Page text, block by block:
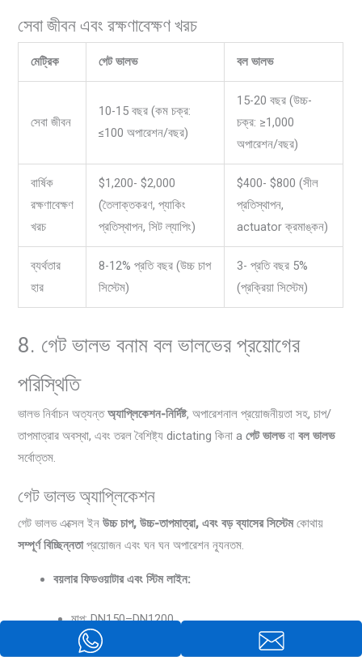
সেবা জীবন এবং রক্ষণাবেক্ষণ খরচ
মেট্রিক গেট ভালভ বল ভালভ
সেবা জীবন
10-15 বছর (কম চক্র:
≤100 অপারেশন/বছর)
15-20 বছর (উচ্চ-
চক্র: ≥1,000
অপারেশন/বছর)
বার্ষিক
রক্ষণাবেক্ষণ
খরচ
$1,200- $2,000
(তৈলাক্তকরণ, প্যাকিং
প্রতিস্থাপন, সিট ল্যাপিং)
$400- $800 (সীল
প্রতিস্থাপন,
actuator ক্রমাঙ্কন)
ব্যর্থতার
হার
8-12% প্রতি বছর (উচ্চ চাপ
সিস্টেম)
3- প্রতি বছর 5%
(প্রক্রিয়া সিস্টেম)
8. গেট ভালভ বনাম বল ভালভের প্রয়োগের
পরিস্থিতি
ভালভ নির্বাচন অত্যন্তঅ্যাপ্লিকেশন-নির্দিষ্ট, অপারেশনাল প্রয়োজনীয়তা সহ, চাপ/
তাপমাত্রার অবস্থা, এবং তরল বৈশিষ্ট্য dictating কিনা aগেট ভালভবাবল ভালভ
সর্বোত্তম.
গেট ভালভ অ্যাপ্লিকেশন
গেট ভালভ এক্সেল ইনউচ্চ চাপ, উচ্চ-তাপমাত্রা, এবং বড় ব্যাসের সিস্টেমকোথায়
সম্পূর্ণ বিচ্ছিন্নতাপ্রয়োজন এবং ঘন ঘন অপারেশন ন্যূনতম.
বয়লার ফিডওয়াটার এবং স্টিম লাইন:
মাপ: DN150–DN1200
শর্তাবলী: পর্যন্ত চাপ দেয়
, তাপমাত্রা পর্যন্ত815° সে